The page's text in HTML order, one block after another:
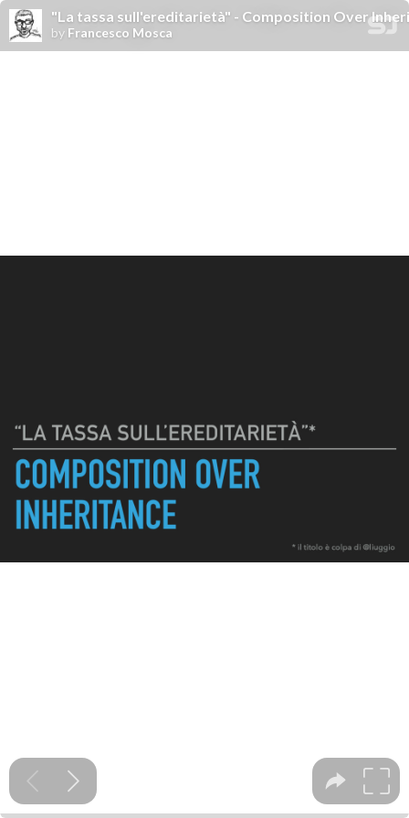
"La tassa sull'ereditarietà" - Composition Over
by Francesco Mosca